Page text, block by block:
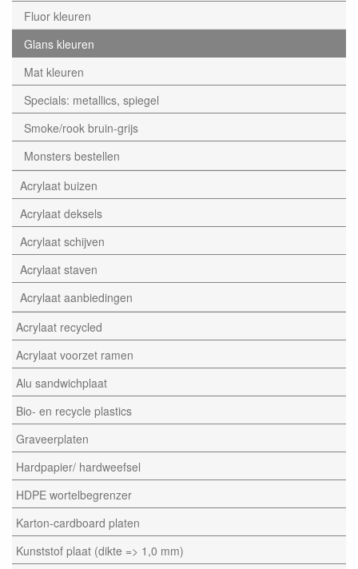
Fluor kleuren
Glans kleuren
Mat kleuren
Specials: metallics, spiegel
Smoke/rook bruin-grijs
Monsters bestellen
Acrylaat buizen
Acrylaat deksels
Acrylaat schijven
Acrylaat staven
Acrylaat aanbiedingen
Acrylaat recycled
Acrylaat voorzet ramen
Alu sandwichplaat
Bio- en recycle plastics
Graveerplaten
Hardpapier/ hardweefsel
HDPE wortelbegrenzer
Karton-cardboard platen
Kunststof plaat (dikte => 1,0 mm)